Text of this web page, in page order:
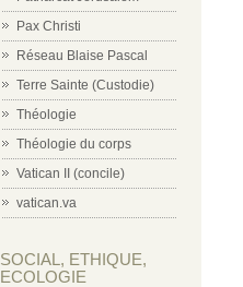
Pax Christi
Réseau Blaise Pascal
Terre Sainte (Custodie)
Théologie
Théologie du corps
Vatican II (concile)
vatican.va
SOCIAL, ETHIQUE,
ECOLOGIE